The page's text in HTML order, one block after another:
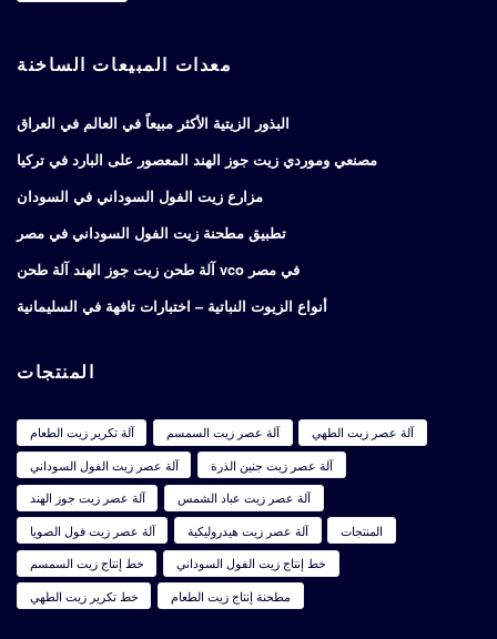
معدات المبيعات الساخنة
البذور الزيتية الأكثر مبيعاً في العالم في العراق
مصنعي وموردي زيت جوز الهند المعصور على البارد في تركيا
مزارع زيت الفول السوداني في السودان
تطبيق مطحنة زيت الفول السوداني في مصر
آلة طحن زيت جوز الهند آلة طحن vco في مصر
أنواع الزيوت النباتية – اختبارات تافهة في السليمانية
المنتجات
آلة تكرير زيت الطعام آلة عصر زيت السمسم
آلة عصر زيت الطهي
آلة عصر زيت الفول السوداني
آلة عصر زيت جنين الذرة
آلة عصر زيت جوز الهند
آلة عصر زيت عباد الشمس
آلة عصر زيت فول الصويا
آلة عصر زيت هيدروليكية
المنتجات
خط إنتاج زيت السمسم
خط إنتاج زيت الفول السوداني
خط تكرير زيت الطهي
مطحنة إنتاج زيت الطعام